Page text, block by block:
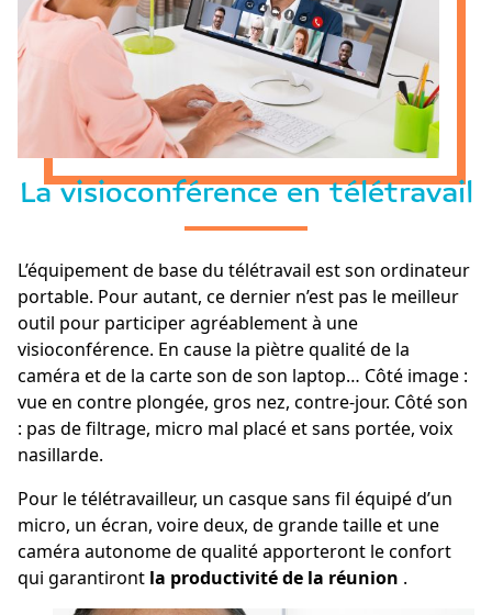
La visioconférence en télétravail
L’équipement de base du télétravail est son ordinateur
portable. Pour autant, ce dernier n’est pas le meilleur
outil pour participer agréablement à une
visioconférence. En cause la piètre qualité de la
caméra et de la carte son de son laptop… Côté image :
vue en contre plongée, gros nez, contre-jour. Côté son
: pas de filtrage, micro mal placé et sans portée, voix
nasillarde.
Pour le télétravailleur, un casque sans fil équipé d’un
micro, un écran, voire deux, de grande taille et une
caméra autonome de qualité apporteront le confort
qui garantiront la productivité de la réunion .